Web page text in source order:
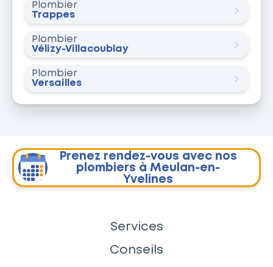
Plombier
Trappes
Plombier
Vélizy-Villacoublay
Plombier
Versailles
Prenez rendez-vous avec nos
plombiers à Meulan-en-
Yvelines
Services
Conseils